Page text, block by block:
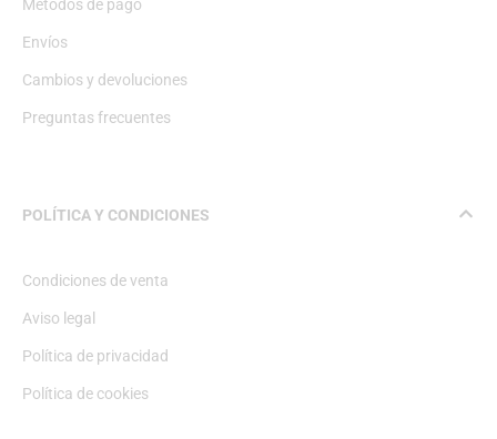
Métodos de pago
Envíos
Cambios y devoluciones
Preguntas frecuentes
POLÍTICA Y CONDICIONES
Condiciones de venta
Aviso legal
Política de privacidad
Política de cookies